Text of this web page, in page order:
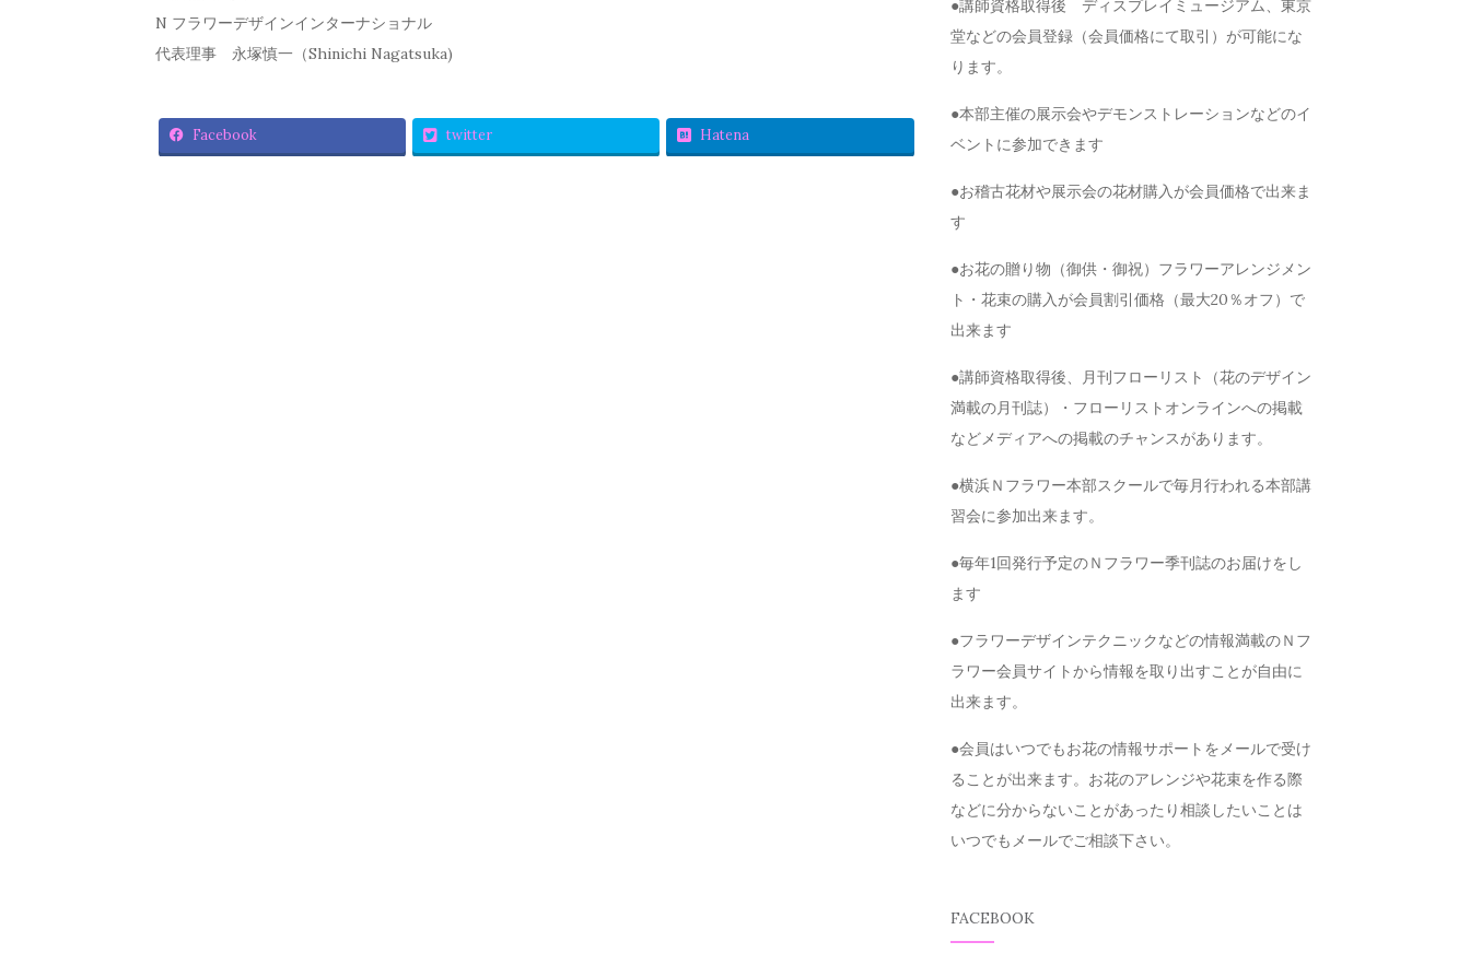
N フラワーデザインインターナショナル
代表理事 永塚慎一（Shinichi Nagatsuka)
Facebook twitter Hatena
●講師資格取得後 ディスプレイミュージアム、東京
堂などの会員登録（会員価格にて取引）が可能にな
ります。
●本部主催の展示会やデモンストレーションなどのイ
ベントに参加できます
●お稽古花材や展示会の花材購入が会員価格で出来ま
す
●お花の贈り物（御供・御祝）フラワーアレンジメン
ト・花束の購入が会員割引価格（最大20％オフ）で
出来ます
●講師資格取得後、月刊フローリスト（花のデザイン
満載の月刊誌）・フローリストオンラインへの掲載
などメディアへの掲載のチャンスがあります。
●横浜Ｎフラワー本部スクールで毎月行われる本部講
習会に参加出来ます。
●毎年1回発行予定のＮフラワー季刊誌のお届けをし
ます
●フラワーデザインテクニックなどの情報満載のＮフ
ラワー会員サイトから情報を取り出すことが自由に
出来ます。
●会員はいつでもお花の情報サポートをメールで受け
ることが出来ます。お花のアレンジや花束を作る際
などに分からないことがあったり相談したいことは
いつでもメールでご相談下さい。
FACEBOOK